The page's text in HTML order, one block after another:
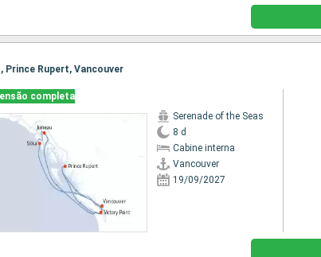
Prince Rupert, Vancouver
completa
Serenade of the Seas
8 d
Cabine interna
Vancouver
19/09/2027